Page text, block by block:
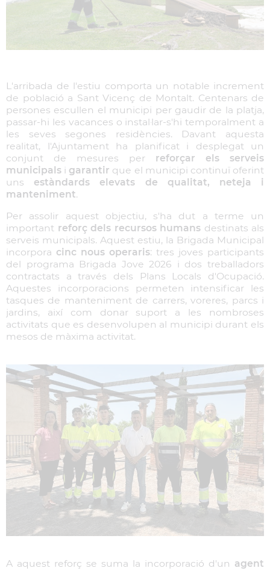
L'arribada de l'estiu comporta un notable increment
de població a Sant Vicenç de Montalt. Centenars de
persones escullen el municipi per gaudir de la platja,
passar-hi les vacances o instal·lar-s'hi temporalment a
les seves segones residències. Davant aquesta
realitat, l'Ajuntament ha planificat i desplegat un
conjunt de mesures per reforçar els serveis
municipals i garantir que el municipi continuï oferint
uns estàndards elevats de qualitat, neteja i
manteniment.
Per assolir aquest objectiu, s'ha dut a terme un
important reforç dels recursos humans destinats als
serveis municipals. Aquest estiu, la Brigada Municipal
incorpora cinc nous operaris: tres joves participants
del programa Brigada Jove 2026 i dos treballadors
contractats a través dels Plans Locals d'Ocupació.
Aquestes incorporacions permeten intensificar les
tasques de manteniment de carrers, voreres, parcs i
jardins, així com donar suport a les nombroses
activitats que es desenvolupen al municipi durant els
mesos de màxima activitat.
A aquest reforç se suma la incorporació d'un agent